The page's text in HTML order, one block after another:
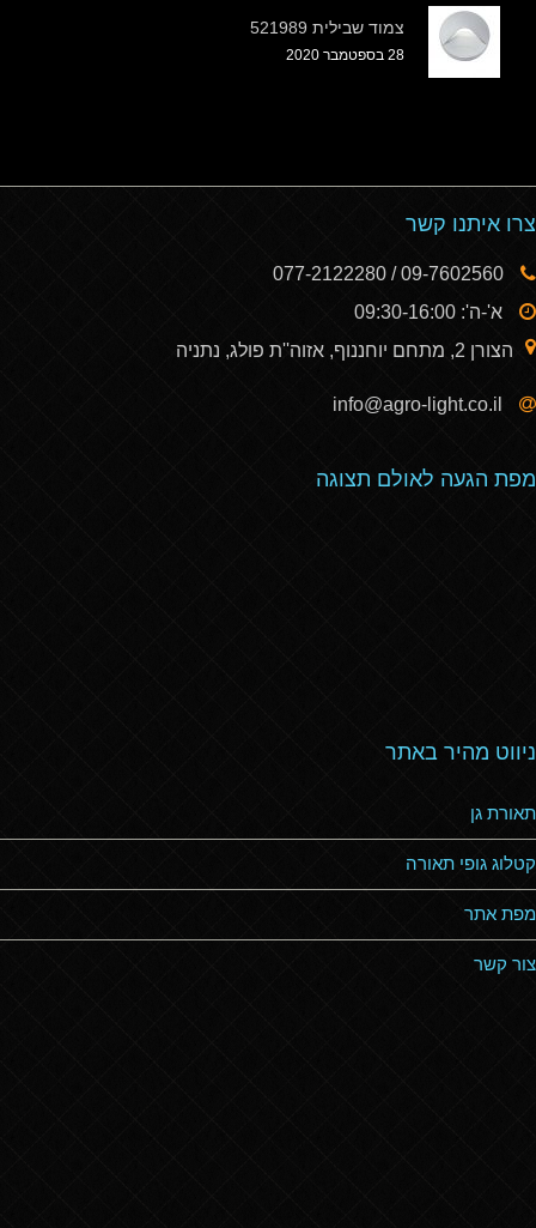
צמוד שבילית 521989
28 בספטמבר 2020
צרו איתנו קשר
א'-ה': 09:30-16:00
הצורן 2, מתחם יוחננוף, אזוה''ת פולג, נתניה
מפת הגעה לאולם תצוגה
ניווט מהיר באתר
תאורת גן
קטלוג גופי תאורה
מפת אתר
צור קשר